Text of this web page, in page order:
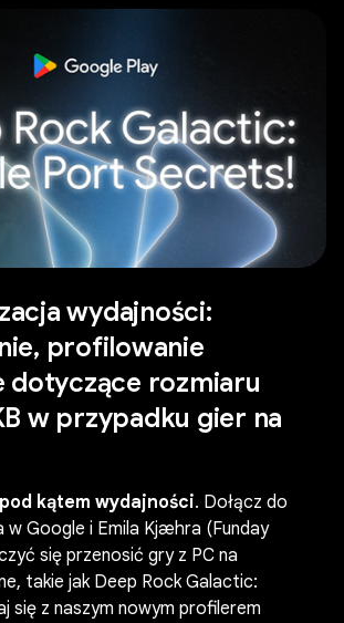
wydajności:
profilowanie
dotyczące rozmiaru
w przypadku gier na
kątem wydajności. Dołącz do
w Google i Emila Kjæhra (Funday
się przenosić gry z PC na
takie jak Deep Rock Galactic:
się z naszym nowym profilerem